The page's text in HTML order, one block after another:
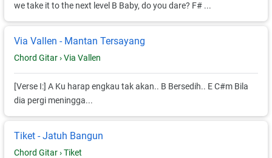
we take it to the next level B Baby, do you dare? F# ...
Via Vallen - Mantan Tersayang
Chord Gitar ›Via Vallen
[Verse I:] A Ku harap engkau tak akan.. B Bersedih.. E C#m Bila
dia pergi meningga...
Tiket - Jatuh Bangun
Chord Gitar ›Tiket